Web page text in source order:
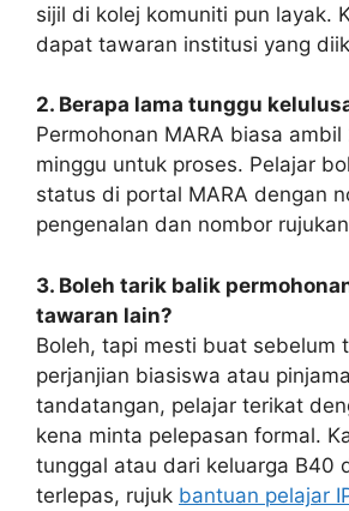
sijil di kolej komuniti pun layak.
dapat tawaran institusi yang
2. Berapa lama tunggu
Permohonan MARA biasa ambil
minggu untuk proses. Pelajar
status di portal MARA dengan
pengenalan dan nombor
3. Boleh tarik balik
tawaran lain?
Boleh, tapi mesti buat sebelum
perjanjian biasiswa atau
tandatangan, pelajar terikat
kena minta pelepasan formal.
tunggal atau dari keluarga B40
terlepas, rujuk bantuan pelajar